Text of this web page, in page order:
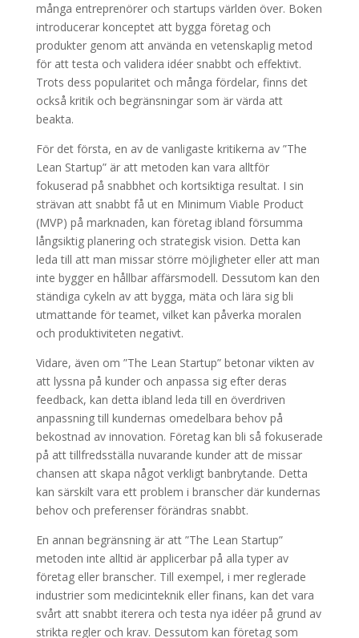
många entreprenörer och startups världen över. Boken
introducerar konceptet att bygga företag och
produkter genom att använda en vetenskaplig metod
för att testa och validera idéer snabbt och effektivt.
Trots dess popularitet och många fördelar, finns det
också kritik och begränsningar som är värda att
beakta.
För det första, en av de vanligaste kritikerna av ”The
Lean Startup” är att metoden kan vara alltför
fokuserad på snabbhet och kortsiktiga resultat. I sin
strävan att snabbt få ut en Minimum Viable Product
(MVP) på marknaden, kan företag ibland försumma
långsiktig planering och strategisk vision. Detta kan
leda till att man missar större möjligheter eller att man
inte bygger en hållbar affärsmodell. Dessutom kan den
ständiga cykeln av att bygga, mäta och lära sig bli
utmattande för teamet, vilket kan påverka moralen
och produktiviteten negativt.
Vidare, även om ”The Lean Startup” betonar vikten av
att lyssna på kunder och anpassa sig efter deras
feedback, kan detta ibland leda till en överdriven
anpassning till kundernas omedelbara behov på
bekostnad av innovation. Företag kan bli så fokuserade
på att tillfredsställa nuvarande kunder att de missar
chansen att skapa något verkligt banbrytande. Detta
kan särskilt vara ett problem i branscher där kundernas
behov och preferenser förändras snabbt.
En annan begränsning är att ”The Lean Startup”
metoden inte alltid är applicerbar på alla typer av
företag eller branscher. Till exempel, i mer reglerade
industrier som medicinteknik eller finans, kan det vara
svårt att snabbt iterera och testa nya idéer på grund av
strikta regler och krav. Dessutom kan företag som